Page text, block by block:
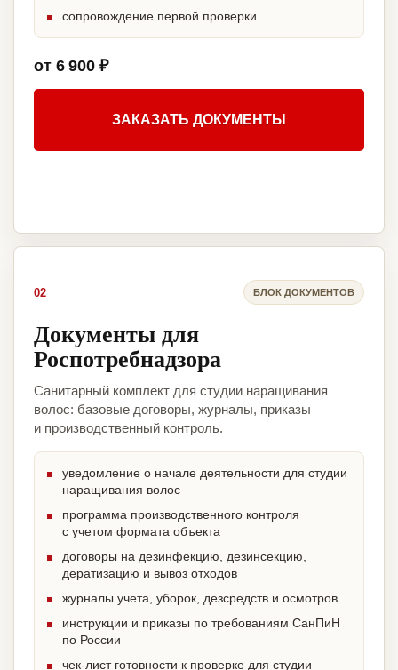
сопровождение первой проверки
от 6 900 ₽
ЗАКАЗАТЬ ДОКУМЕНТЫ
02 БЛОК ДОКУМЕНТОВ
Документы для
Роспотребнадзора
Санитарный комплект для студии наращивания
волос: базовые договоры, журналы, приказы
и производственный контроль.
уведомление о начале деятельности для студии
наращивания волос
программа производственного контроля
с учетом формата объекта
договоры на дезинфекцию, дезинсекцию,
дератизацию и вывоз отходов
журналы учета, уборок, дезсредств и осмотров
инструкции и приказы по требованиям СанПиН
по России
чек-лист готовности к проверке для студии